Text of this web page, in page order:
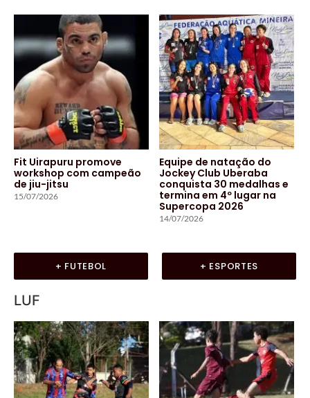
Fit Uirapuru promove
workshop com campeão
de jiu-jitsu
15/07/2026
Equipe de natação do
Jockey Club Uberaba
conquista 30 medalhas e
termina em 4º lugar na
Supercopa 2026
14/07/2026
+ FUTEBOL + ESPORTES
LUF